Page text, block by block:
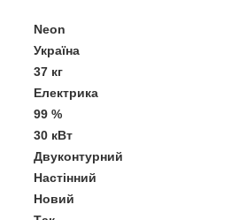
Neon
Україна
37 кг
Електрика
99 %
30 кВт
Двуконтурний
Настінний
Новий